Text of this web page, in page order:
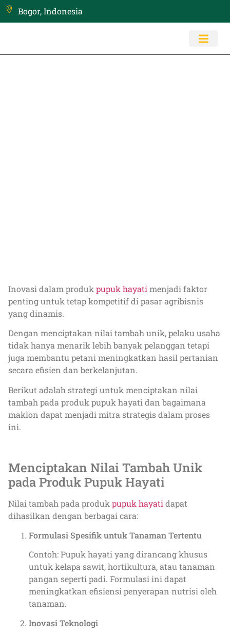
Bogor, Indonesia
Inovasi dalam produk pupuk hayati menjadi faktor
penting untuk tetap kompetitif di pasar agribisnis
yang dinamis.
Dengan menciptakan nilai tambah unik, pelaku usaha
tidak hanya menarik lebih banyak pelanggan tetapi
juga membantu petani meningkatkan hasil pertanian
secara efisien dan berkelanjutan.
Berikut adalah strategi untuk menciptakan nilai
tambah pada produk pupuk hayati dan bagaimana
maklon dapat menjadi mitra strategis dalam proses
ini.
Menciptakan Nilai Tambah Unik
pada Produk Pupuk Hayati
Nilai tambah pada produk pupuk hayati dapat
dihasilkan dengan berbagai cara:
Formulasi Spesifik untuk Tanaman Tertentu
Contoh: Pupuk hayati yang dirancang khusus
untuk kelapa sawit, hortikultura, atau tanaman
pangan seperti padi. Formulasi ini dapat
meningkatkan efisiensi penyerapan nutrisi oleh
tanaman.
Inovasi Teknologi